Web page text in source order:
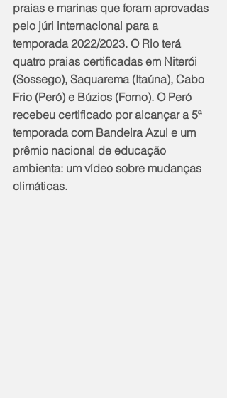
praias e marinas que foram aprovadas
pelo júri internacional para a
temporada 2022/2023. O Rio terá
quatro praias certificadas em Niterói
(Sossego), Saquarema (Itaúna), Cabo
Frio (Peró) e Búzios (Forno). O Peró
recebeu certificado por alcançar a 5ª
temporada com Bandeira Azul e um
prêmio nacional de educação
ambienta: um vídeo sobre mudanças
climáticas.